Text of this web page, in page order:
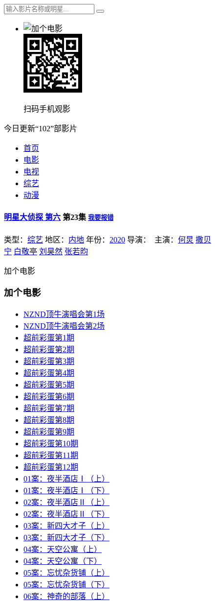
扫码手机观影
今日更新“102”部影片
首页
电影
电视
综艺
动漫
明星大侦探 第六 第23集 我要报错
类型： 综艺 地区： 内地 年份： 2020 导演： 主演： 何炅 撒贝
宁 白敬亭 刘昊然 张若昀
加个电影
加个电影
NZND顶牛演唱会第1场
NZND顶牛演唱会第2场
超前彩蛋第1期
超前彩蛋第2期
超前彩蛋第3期
超前彩蛋第4期
超前彩蛋第5期
超前彩蛋第6期
超前彩蛋第7期
超前彩蛋第8期
超前彩蛋第9期
超前彩蛋第10期
超前彩蛋第11期
超前彩蛋第12期
01案：夜半酒店Ⅰ（上）
01案：夜半酒店Ⅰ（下）
02案：夜半酒店Ⅱ（上）
02案：夜半酒店Ⅱ（下）
03案：新四大才子（上）
03案：新四大才子（下）
04案：天空公寓（上）
04案：天空公寓（下）
05案：忘忧杂货铺（上）
05案：忘忧杂货铺（下）
06案：神奇的部落（上）